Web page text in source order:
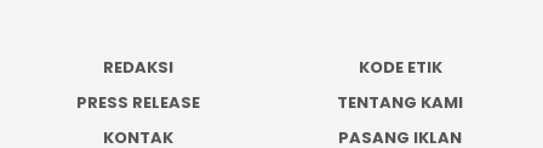
REDAKSI
KODE ETIK
PRESS RELEASE
TENTANG KAMI
KONTAK
PASANG IKLAN